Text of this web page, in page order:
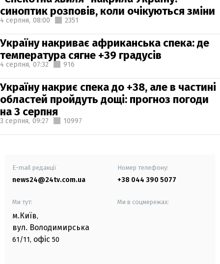
синоптик розповів, коли очікуються зміни
4 серпня, 08:00 2351
Україну накриває африканська спека: де
температура сягне +39 градусів
4 серпня, 07:32 916
Україну накриє спека до +38, але в частині
областей пройдуть дощі: прогноз погоди
на 3 серпня
3 серпня, 09:27 10997
E-mail редакції
news24@24tv.com.ua
Номер телефону:
+38 044 390 5077
Ми тут:
м.Київ,
вул. Володимирська
61/11, офіс 50
Ми в соцмережах: